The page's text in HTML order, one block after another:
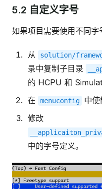
5.2 自定义字号
如果项目需要使用不同字
从 solution/
录中复制子目录
的 HCPU 和
在
menuconfig 中使
修改
中的字号定义。